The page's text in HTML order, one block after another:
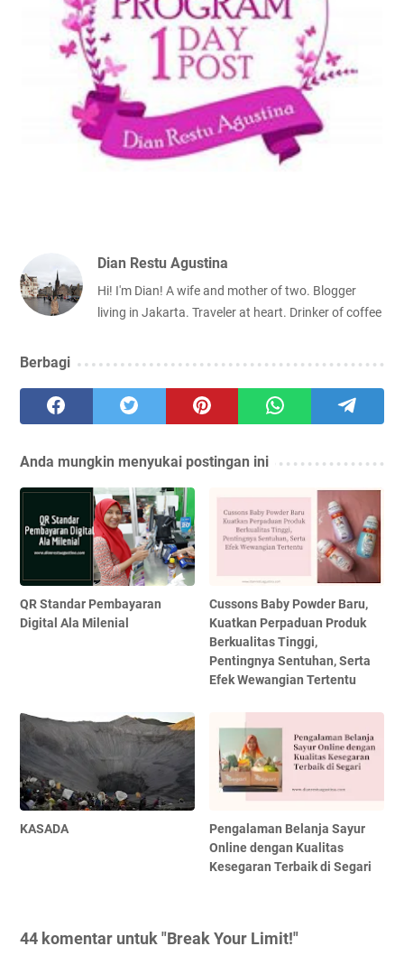
Dian Restu Agustina
Hi! I'm Dian! A wife and mother of two. Blogger
living in Jakarta. Traveler at heart. Drinker of coffee
Berbagi
Anda mungkin menyukai postingan ini
QR Standar Pembayaran
Digital Ala Milenial
Cussons Baby Powder Baru,
Kuatkan Perpaduan Produk
Berkualitas Tinggi,
Pentingnya Sentuhan, Serta
Efek Wewangian Tertentu
KASADA
Pengalaman Belanja Sayur
Online dengan Kualitas
Kesegaran Terbaik di Segari
44 komentar untuk "Break Your Limit!"